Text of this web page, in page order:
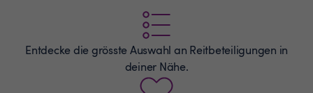
Entdecke die grösste Auswahl an Reitbeteiligungen in
deiner Nähe.